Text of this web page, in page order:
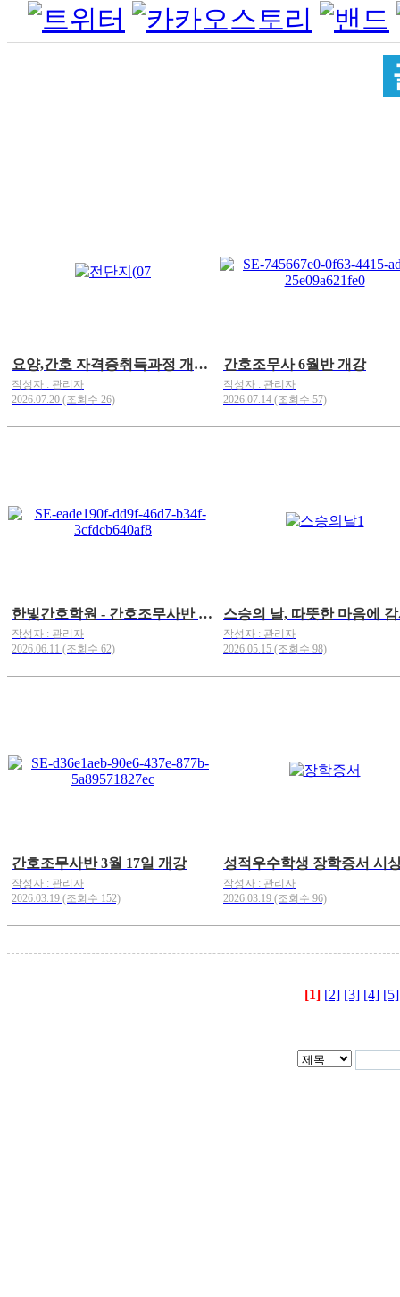
요양,간호 자격증취득과정 개강안내
작성자 : 관리자
2026.07.20 (조회수 26)
간호조무사 6월반 개강
작성자 : 관리자
2026.07.14 (조회수 57)
한빛간호학원 - 간호조무사반 장학금 수여식♪
작성자 : 관리자
2026.06.11 (조회수 62)
작성자 : 관리자
2026.05.15 (조회수 98)
간호조무사반 3월 17일 개강
작성자 : 관리자
2026.03.19 (조회수 152)
성적우수학생 장학증서 시
작성자 : 관리자
2026.03.19 (조회수 96)
[1] [2] [3] [4] [5]